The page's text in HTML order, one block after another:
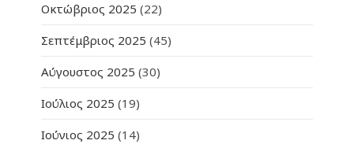
Οκτώβριος 2025 (22)
Σεπτέμβριος 2025 (45)
Αύγουστος 2025 (30)
Ιούλιος 2025 (19)
Ιούνιος 2025 (14)